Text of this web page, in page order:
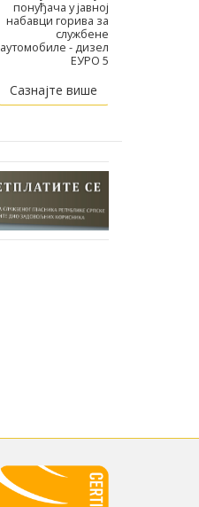
понуђача у јавној
набавци горива за
службене
аутомобиле - дизел
ЕУРО 5
Сазнајте више